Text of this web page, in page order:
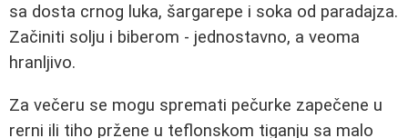
sa dosta crnog luka, šargarepe i soka od paradajza.
Začiniti solju i biberom - jednostavno, a veoma
hranljivo.
Za večeru se mogu spremati pečurke zapečene u
rerni ili tiho pržene u teflonskom tiganju sa malo